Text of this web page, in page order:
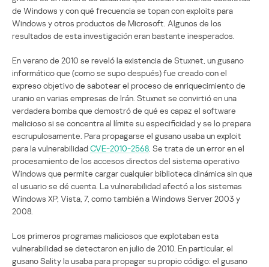
de Windows y con qué frecuencia se topan con exploits para
Windows y otros productos de Microsoft. Algunos de los
resultados de esta investigación eran bastante inesperados.
En verano de 2010 se reveló la existencia de Stuxnet, un gusano
informático que (como se supo después) fue creado con el
expreso objetivo de sabotear el proceso de enriquecimiento de
uranio en varias empresas de Irán. Stuxnet se convirtió en una
verdadera bomba que demostró de qué es capaz el software
malicioso si se concentra al límite su especificidad y se lo prepara
escrupulosamente. Para propagarse el gusano usaba un exploit
para la vulnerabilidadCVE-2010-2568 . Se trata de un error en el
procesamiento de los accesos directos del sistema operativo
Windows que permite cargar cualquier biblioteca dinámica sin que
el usuario se dé cuenta. La vulnerabilidad afectó a los sistemas
Windows XP, Vista, 7, como también a Windows Server 2003 y
2008.
Los primeros programas maliciosos que explotaban esta
vulnerabilidad se detectaron en julio de 2010. En particular, el
gusano Sality la usaba para propagar su propio código: el gusano